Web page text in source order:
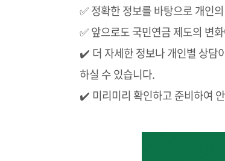
✅ 정확한 정보를 바탕으로 개인
✅ 앞으로도 국민연금 제도의 변
✔️ 더 자세한 정보나 개인별 상담
하실 수 있습니다.
✔️ 미리미리 확인하고 준비하여